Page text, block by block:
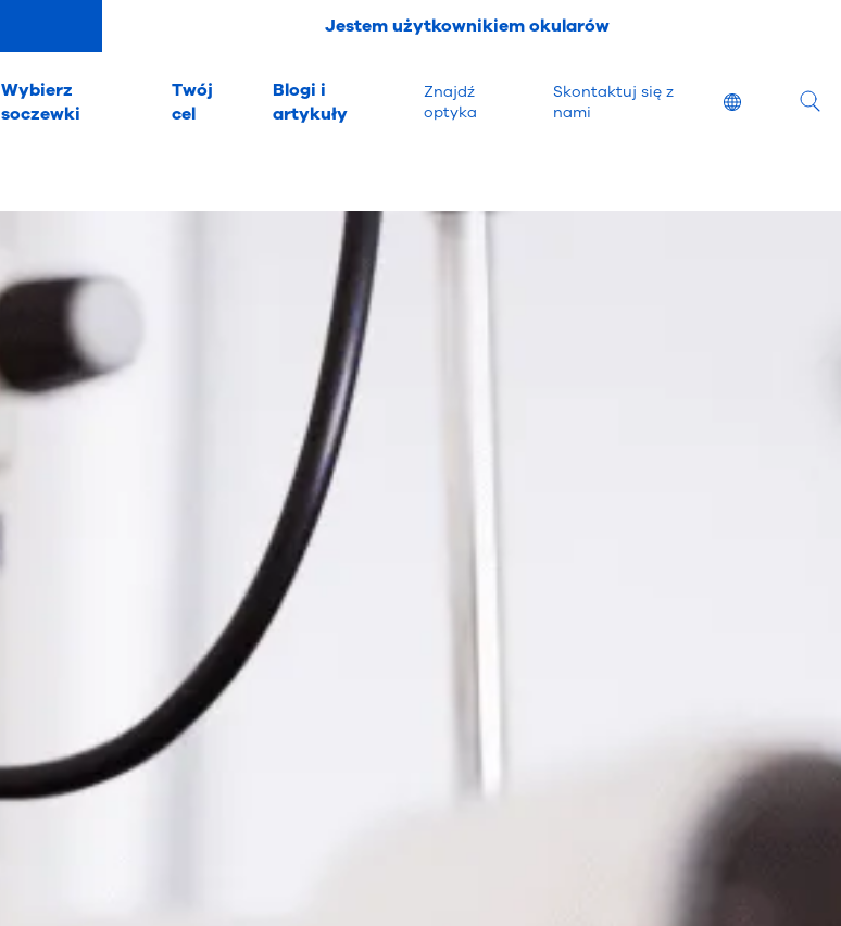
Jestem użytkownikiem okularów
Wybierz
soczewki
Twój
cel
Blogi i
artykuły
Znajdź
optyka
Skontaktuj się z
nami
Location